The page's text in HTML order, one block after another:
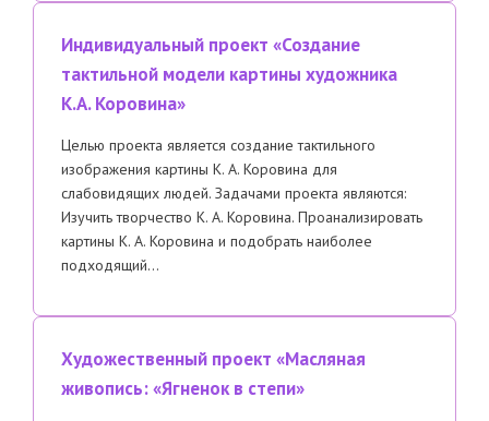
Индивидуальный проект «Создание
тактильной модели картины художника
К.А. Коровина»
Целью проекта является создание тактильного
изображения картины К. А. Коровина для
слабовидящих людей. Задачами проекта являются:
Изучить творчество К. А. Коровина. Проанализировать
картины К. А. Коровина и подобрать наиболее
подходящий…
Художественный проект «Масляная
живопись: «Ягненок в степи»